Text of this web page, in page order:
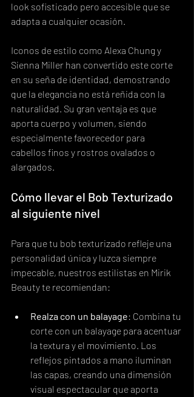
look sofisticado pero accesible que se
adapta a cualquier ocasión.
Iconos de estilo como Alexa Chung y
Sienna Miller han convertido este corte
en su seña de identidad, demostrando
que la elegancia no está reñida con la
naturalidad. Su gran ventaja es que
aporta cuerpo y volumen, siendo
especialmente favorecedor para
cabellos finos y rostros ovalados o
alargados.
Cómo llevar el Bob Texturizado
al siguiente nivel
Para que tu bob texturizado refleje una
personalidad única y luzca siempre
impecable, nuestros estilistas en Mirik
Beauty te recomiendan:
Realza con un balayage: Combina tu
corte con un balayage para acentuar
la textura y el movimiento. Los
reflejos pintados a mano iluminan
las capas, creando una dimensión
visual espectacular que aporta